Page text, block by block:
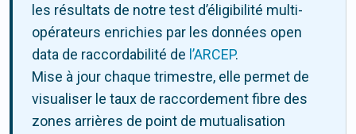
les résultats de notre test d’éligibilité multi-
opérateurs enrichies par les données open
data de raccordabilité de l’ARCEP.
Mise à jour chaque trimestre, elle permet de
visualiser le taux de raccordement fibre des
zones arrières de point de mutualisation